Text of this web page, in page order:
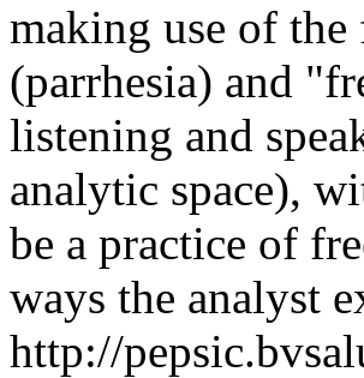
making use of
(parrhesia) and
listening and
analytic space),
be a practice of
ways the analyst
http://